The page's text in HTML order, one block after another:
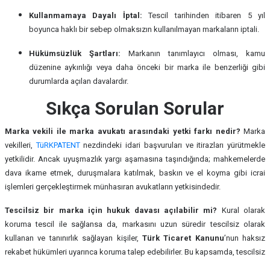
Kullanmamaya Dayalı İptal: Tescil tarihinden itibaren 5 yıl
boyunca haklı bir sebep olmaksızın kullanılmayan markaların iptali.
Hükümsüzlük Şartları: Markanın tanımlayıcı olması, kamu
düzenine aykırılığı veya daha önceki bir marka ile benzerliği gibi
durumlarda açılan davalardır.
Sıkça Sorulan Sorular
Marka vekili ile marka avukatı arasındaki yetki farkı nedir? Marka
vekilleri,TüRKPATENTnezdindeki idari başvuruları ve itirazları yürütmekle
yetkilidir. Ancak uyuşmazlık yargı aşamasına taşındığında; mahkemelerde
dava ikame etmek, duruşmalara katılmak, baskın ve el koyma gibi icrai
işlemleri gerçekleştirmek münhasıran avukatların yetkisindedir.
Tescilsiz bir marka için hukuk davası açılabilir mi? Kural olarak
koruma tescil ile sağlansa da, markasını uzun süredir tescilsiz olarak
kullanan ve tanınırlık sağlayan kişiler, Türk Ticaret Kanunu’nun haksız
rekabet hükümleri uyarınca koruma talep edebilirler. Bu kapsamda, tescilsiz